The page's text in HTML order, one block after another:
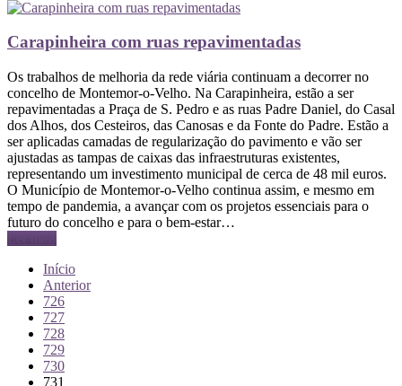
Carapinheira com ruas repavimentadas
Os trabalhos de melhoria da rede viária continuam a decorrer no
concelho de Montemor-o-Velho. Na Carapinheira, estão a ser
repavimentadas a Praça de S. Pedro e as ruas Padre Daniel, do Casal
dos Alhos, dos Cesteiros, das Canosas e da Fonte do Padre. Estão a
ser aplicadas camadas de regularização do pavimento e vão ser
ajustadas as tampas de caixas das infraestruturas existentes,
representando um investimento municipal de cerca de 48 mil euros.
O Município de Montemor-o-Velho continua assim, e mesmo em
tempo de pandemia, a avançar com os projetos essenciais para o
futuro do concelho e para o bem-estar…
Ler mais
Início
Anterior
726
727
728
729
730
731